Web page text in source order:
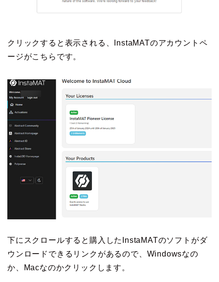
クリックすると表示される、InstaMATのアカウントペ
ージがこちらです。
下にスクロールすると購入したInstaMATのソフトがダ
ウンロードできるリンクがあるので、Windowsなの
か、Macなのかクリックします。